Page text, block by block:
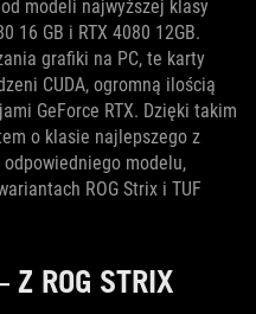
modeli najwyższej klasy
16 GB i RTX 4080 12GB.
grafiki na PC, te karty
CUDA, ogromną ilością
GeForce RTX. Dzięki takim
o klasie najlepszego z
modelu,
ROG Strix i TUF
Z ROG STRIX